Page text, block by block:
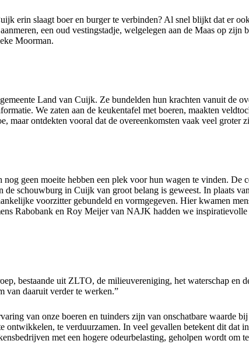
erin slaagt boer en burger te verbinden? Al snel blijkt dat er
een oud vestingstadje, welgelegen aan de Maas op zijn
Moorman.
Land van Cuijk. Ze bundelden hun krachten vanuit de
We zaten aan de keukentafel met boeren, maakten
maar ontdekten vooral dat de overeenkomsten vaak veel groter
geen moeite hebben een plek voor hun wagen te vinden. De
schouwburg in Cuijk van groot belang is geweest. In plaats
voorzitter gebundeld en vormgegeven. Hier kwamen
Rabobank en Roy Meijer van NAJK hadden we
bestaande uit ZLTO, de milieuvereniging, het waterschap en
van daaruit verder te werken.”
van onze boeren en tuinders zijn van onschatbare waarde
te verduurzamen. In veel gevallen betekent dit dat
met een hogere odeurbelasting, geholpen wordt om